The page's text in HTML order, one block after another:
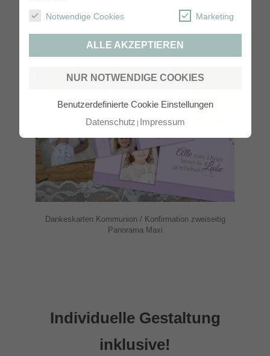
Notwendige Cookies Marketing
ALLE AKZEPTIEREN
NUR NOTWENDIGE COOKIES
Benutzerdefinierte Cookie Einstellungen
Datenschutz Impressum
Dankeskarten Kommunion / Konfirmation zweiseitig
Panorama Maxi
Individuelle Gestaltung
inklusive!